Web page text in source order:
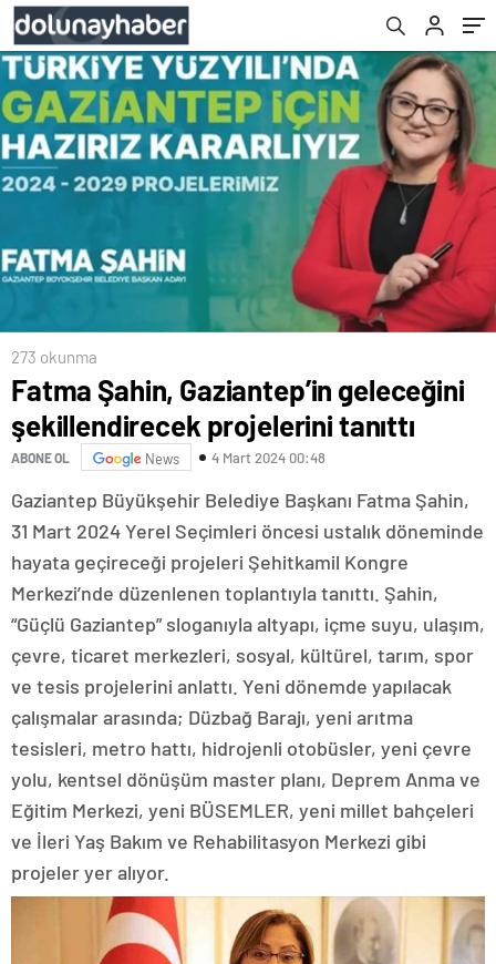
273 okunma
Fatma Şahin, Gaziantep’in geleceğini
şekillendirecek projelerini tanıttı
ABONE OL News 4 Mart 2024 00:48
Gaziantep Büyükşehir Belediye Başkanı Fatma Şahin,
31 Mart 2024 Yerel Seçimleri öncesi ustalık döneminde
hayata geçireceği projeleri Şehitkamil Kongre
Merkezi’nde düzenlenen toplantıyla tanıttı. Şahin,
“Güçlü Gaziantep” sloganıyla altyapı, içme suyu, ulaşım,
çevre, ticaret merkezleri, sosyal, kültürel, tarım, spor
ve tesis projelerini anlattı. Yeni dönemde yapılacak
çalışmalar arasında; Düzbağ Barajı, yeni arıtma
tesisleri, metro hattı, hidrojenli otobüsler, yeni çevre
yolu, kentsel dönüşüm master planı, Deprem Anma ve
Eğitim Merkezi, yeni BÜSEMLER, yeni millet bahçeleri
ve İleri Yaş Bakım ve Rehabilitasyon Merkezi gibi
projeler yer alıyor.